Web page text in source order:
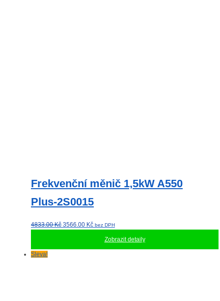
Frekvenční měnič 1,5kW A550
Plus-2S0015
4833.00Kč Původní
3566.00 KčAktuální
bez DPH
Zobrazit detaily
Sleva!